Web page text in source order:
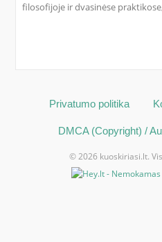
filosofijoje ir dvasinėse
Privatumo politika
DMCA (Copyright) /
© 2026 kuoskiriasi.lt.